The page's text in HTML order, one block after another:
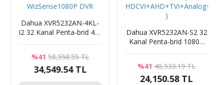
Dahua XVR5232AN-4KL-
I2 32 Kanal Penta-brid 4K-
%41 58,558.55 TL
34,549.54 TL
Dahua XVR5232AN-S2 32
Kanal Penta-brid 1080P
)
%41 40,933.19 TL
24,150.58 TL